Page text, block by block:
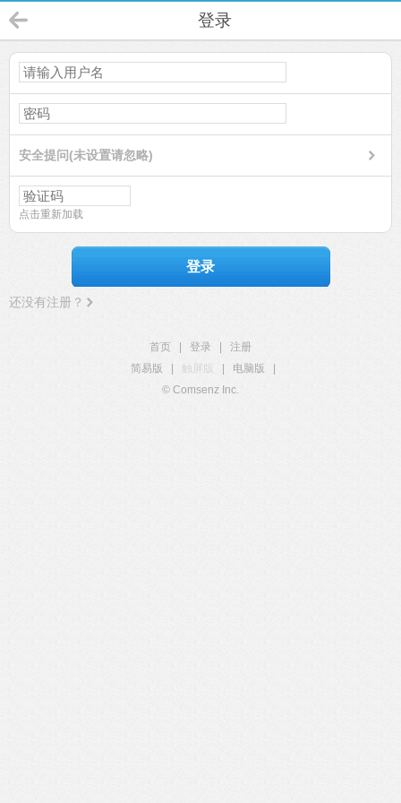
登录
安全提问(未设置请忽略)
点击重新加载
登录
还没有注册？
首页 登录
注册
简易版
触屏版 电脑版
© Comsenz Inc.